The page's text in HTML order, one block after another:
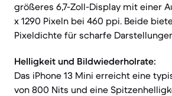
größeres 6,7-Zoll-Display mit einer
x 1290 Pixeln bei 460 ppi. Beide
Pixeldichte für scharfe
Helligkeit und Bildwiederholrate:
Das iPhone 13 Mini erreicht eine
von 800 Nits und eine